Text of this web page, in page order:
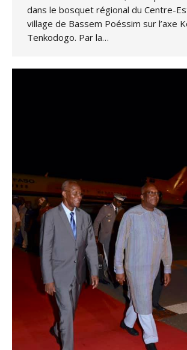
dans le bosquet régional du Centre-
village de Bassem Poéssim sur l’axe
Tenkodogo. Par la…